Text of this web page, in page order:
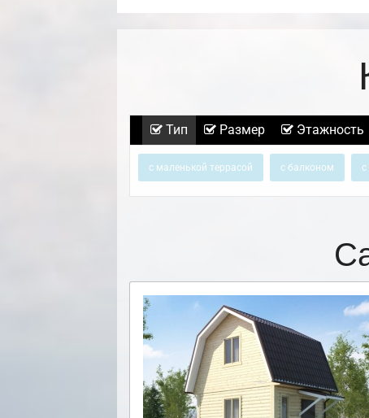
Тип Размер Этажность
с маленькой террасой с балконом